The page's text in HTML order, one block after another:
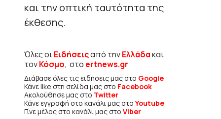
και την οπτική ταυτότητα της
έκθεσης.
Όλες οιΕιδήσειςαπό τηνΕλλάδακαι
τονΚόσμο, στο ertnews.gr
Διάβασε όλες τις ειδήσεις μας στο Google
Κάνε like στη σελίδα μας στο Facebook
Ακολούθησε μας στο Twitter
Κάνε εγγραφή στο κανάλι μας στοYoutube
Γίνε μέλος στο κανάλι μας στο Viber